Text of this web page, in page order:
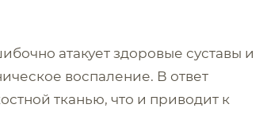
атакует здоровые суставы и
воспаление. В ответ
тканью, что и приводит к